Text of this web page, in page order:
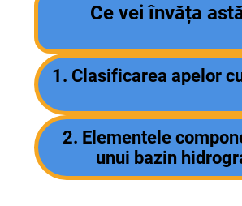
Ce vei învăța
1. Clasificarea apelor
2. Elementele
unui bazin